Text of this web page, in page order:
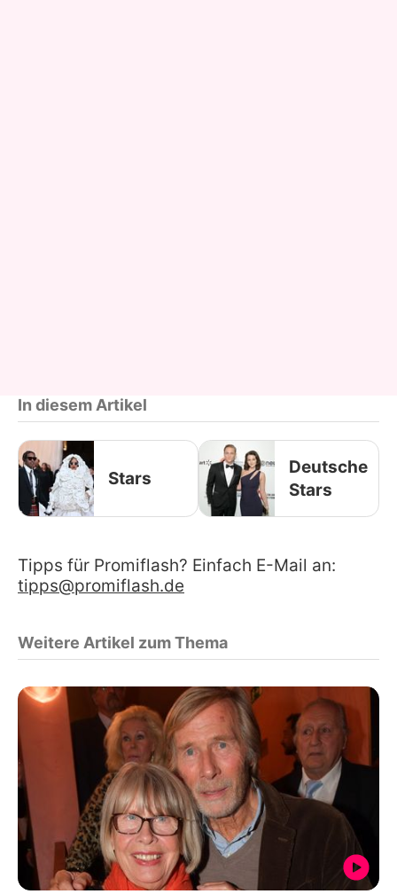
In diesem Artikel
Stars
Deutsche
Stars
Tipps für Promiflash? Einfach E-Mail an:
tipps@promiflash.de
Weitere Artikel zum Thema